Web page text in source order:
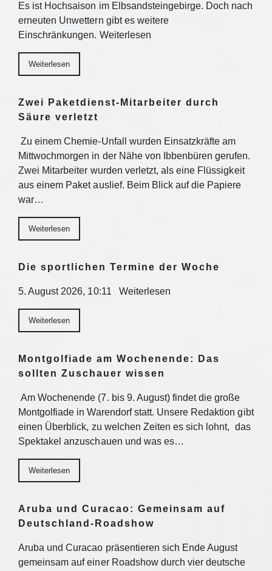
Es ist Hochsaison im Elbsandsteingebirge. Doch nach
erneuten Unwettern gibt es weitere
Einschränkungen. Weiterlesen
Weiterlesen
Zwei Paketdienst-Mitarbeiter durch
Säure verletzt
Zu einem Chemie-Unfall wurden Einsatzkräfte am
Mittwochmorgen in der Nähe von Ibbenbüren gerufen.
Zwei Mitarbeiter wurden verletzt, als eine Flüssigkeit
aus einem Paket auslief. Beim Blick auf die Papiere
war…
Weiterlesen
Die sportlichen Termine der Woche
5. August 2026, 10:11 Weiterlesen
Weiterlesen
Montgolfiade am Wochenende: Das
sollten Zuschauer wissen
Am Wochenende (7. bis 9. August) findet die große
Montgolfiade in Warendorf statt. Unsere Redaktion gibt
einen Überblick, zu welchen Zeiten es sich lohnt, das
Spektakel anzuschauen und was es…
Weiterlesen
Aruba und Curacao: Gemeinsam auf
Deutschland-Roadshow
Aruba und Curacao präsentieren sich Ende August
gemeinsam auf einer Roadshow durch vier deutsche